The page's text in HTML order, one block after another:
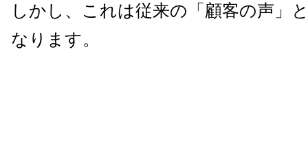
しかし、これは従来の「顧客の声」
なります。